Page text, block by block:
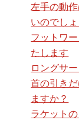
左手の動
いのでしょ
フットワ
たします
ロングサ
首の引き
ますか？
ラケット